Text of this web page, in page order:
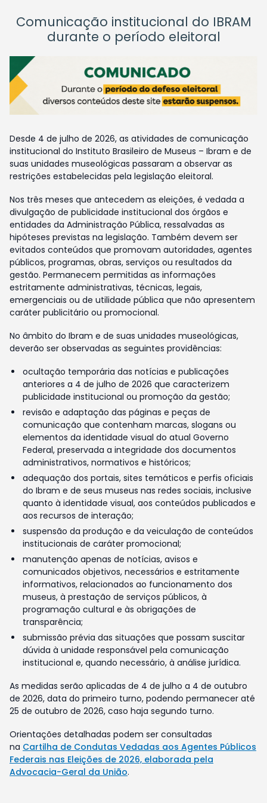
Comunicação institucional do IBRAM
durante o período eleitoral
Desde 4 de julho de 2026, as atividades de comunicação
institucional do Instituto Brasileiro de Museus – Ibram e de
suas unidades museológicas passaram a observar as
restrições estabelecidas pela legislação eleitoral.
Nos três meses que antecedem as eleições, é vedada a
divulgação de publicidade institucional dos órgãos e
entidades da Administração Pública, ressalvadas as
hipóteses previstas na legislação. Também devem ser
evitados conteúdos que promovam autoridades, agentes
públicos, programas, obras, serviços ou resultados da
gestão. Permanecem permitidas as informações
estritamente administrativas, técnicas, legais,
emergenciais ou de utilidade pública que não apresentem
caráter publicitário ou promocional.
No âmbito do Ibram e de suas unidades museológicas,
deverão ser observadas as seguintes providências:
ocultação temporária das notícias e publicações
anteriores a 4 de julho de 2026 que caracterizem
publicidade institucional ou promoção da gestão;
revisão e adaptação das páginas e peças de
comunicação que contenham marcas, slogans ou
elementos da identidade visual do atual Governo
Federal, preservada a integridade dos documentos
administrativos, normativos e históricos;
adequação dos portais, sites temáticos e perfis oficiais
do Ibram e de seus museus nas redes sociais, inclusive
quanto à identidade visual, aos conteúdos publicados e
aos recursos de interação;
suspensão da produção e da veiculação de conteúdos
institucionais de caráter promocional;
manutenção apenas de notícias, avisos e
comunicados objetivos, necessários e estritamente
informativos, relacionados ao funcionamento dos
museus, à prestação de serviços públicos, à
programação cultural e às obrigações de
transparência;
submissão prévia das situações que possam suscitar
dúvida à unidade responsável pela comunicação
institucional e, quando necessário, à análise jurídica.
As medidas serão aplicadas de 4 de julho a 4 de outubro
de 2026, data do primeiro turno, podendo permanecer até
25 de outubro de 2026, caso haja segundo turno.
Orientações detalhadas podem ser consultadas
na Cartilha de Condutas Vedadas aos Agentes Públicos
Federais nas Eleições de 2026, elaborada pela
Advocacia-Geral da União.